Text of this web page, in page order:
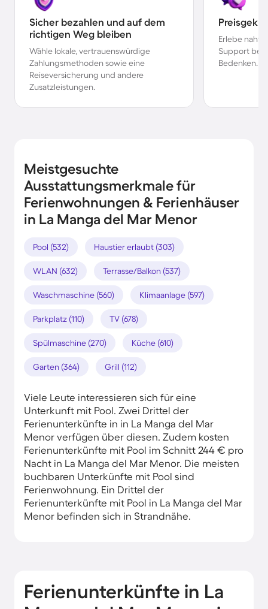
Sicher bezahlen und auf dem
richtigen Weg bleiben
Wähle lokale, vertrauenswürdige
Zahlungsmethoden sowie eine
Reiseversicherung und andere
Zusatzleistungen.
Erlebe
Support bei
Bedenken.
Meistgesuchte
Ausstattungsmerkmale für
Ferienwohnungen & Ferienhäuser
in La Manga del Mar Menor
Pool (532) Haustier erlaubt (303)
WLAN (632) Terrasse/Balkon (537)
Waschmaschine (560) Klimaanlage (597)
Parkplatz (110) TV (678)
Spülmaschine (270) Küche (610)
Garten (364) Grill (112)
Viele Leute interessieren sich für eine
Unterkunft mit Pool. Zwei Drittel der
Ferienunterkünfte in in La Manga del Mar
Menor verfügen über diesen. Zudem kosten
Ferienunterkünfte mit Pool im Schnitt 244 € pro
Nacht in La Manga del Mar Menor. Die meisten
buchbaren Unterkünfte mit Pool sind
Ferienwohnung. Ein Drittel der
Ferienunterkünfte mit Pool in La Manga del Mar
Menor befinden sich in Strandnähe.
Ferienunterkünfte in La